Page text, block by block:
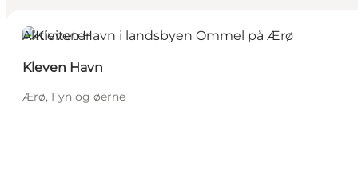
Aktiviteter
Kleven Havn
Ærø, Fyn og øerne